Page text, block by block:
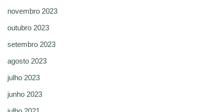
novembro 2023
outubro 2023
setembro 2023
agosto 2023
julho 2023
junho 2023